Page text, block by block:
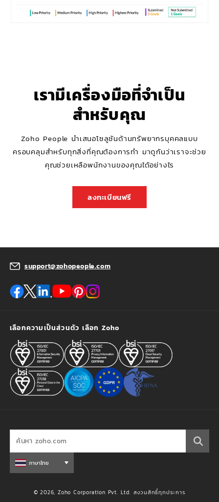
เรามีเครื่องมือที่จำเป็น
สำหรับคุณ
Zoho People นำเสนอโซลูชันด้านทรัพยากรบุคคลแบบ
ครอบคลุมสำหรับทุกสิ่งที่คุณต้องการทำ มาดูกันว่าเราจะช่วย
คุณช่วยเหลือพนักงานของคุณได้อย่างไร
ลงทะเบียนฟรี
support@zohopeople.com
เลือกความเป็นส่วนตัว เลือก Zoho
ภาษาไทย
© 2026, Zoho Corporation Pvt. Ltd. สงวนสิทธิ์ทุกประการ